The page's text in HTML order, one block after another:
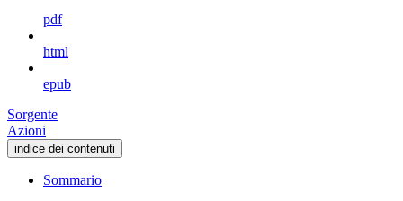
pdf
html
epub
Sorgente
Azioni
indice dei contenuti
Sommario